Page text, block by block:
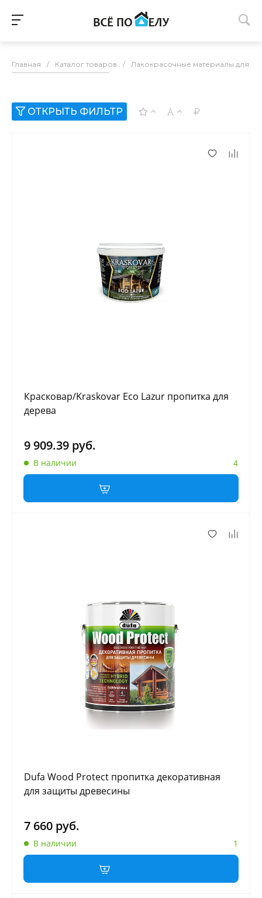
Главная / Каталог товаров / Лакокрасочные материалы для
ОТКРЫТЬ ФИЛЬТР
Красковар/Kraskovar Eco Lazur пропитка для
дерева
В наличии 4
9 909.39 руб.
Dufa Wood Protect пропитка декоративная
для защиты древесины
В наличии 1
7 660 руб.